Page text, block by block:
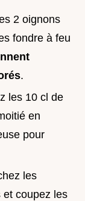
2 oignons
fondre à feu
.
les 10 cl de
en
pour
les
et coupez les